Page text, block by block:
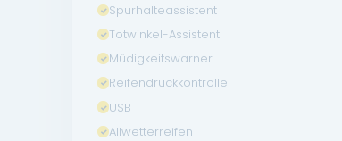
Spurhalteassistent
Totwinkel-Assistent
Müdigkeitswarner
Reifendruckkontrolle
USB
Allwetterreifen